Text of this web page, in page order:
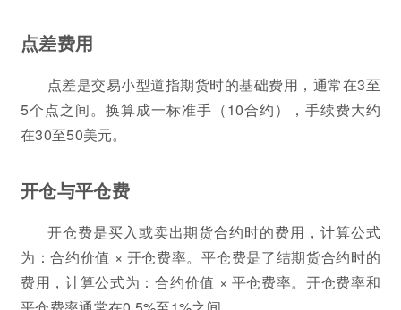
点差费用
点差是交易小型道指期货时的基础费用，通常在3至
5个点之间。换算成一标准手（10合约），手续费大约
在30至50美元。
开仓与平仓费
开仓费是买入或卖出期货合约时的费用，计算公式
为：合约价值 × 开仓费率。平仓费是了结期货合约时的
费用，计算公式为：合约价值 × 平仓费率。开仓费率和